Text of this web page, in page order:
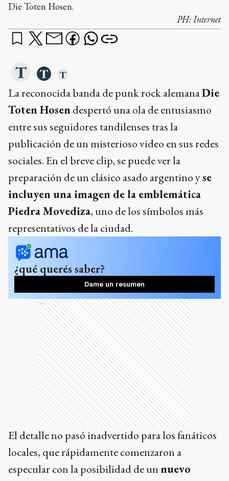
Die Toten Hosen.
PH:Internet
La reconocida banda de punk rock alemanaDie
Toten Hosendespertó una ola de entusiasmo
entre sus seguidores tandilenses tras la
publicación de un misterioso video en sus redes
sociales. En el breve clip, se puede ver la
preparación de un clásico asado argentino yse
incluyen una imagen de la emblemática
Piedra Movediza, uno de los símbolos más
representativos de la ciudad.
¿qué querés saber?
Dame un resumen
Ads
El detalle no pasó inadvertido para los fanáticos
locales, que rápidamente comenzaron a
especular con la posibilidad de unnuevo